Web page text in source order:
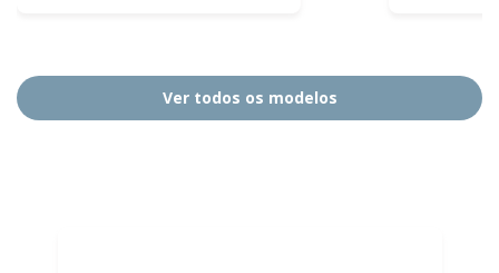
Ver todos os modelos